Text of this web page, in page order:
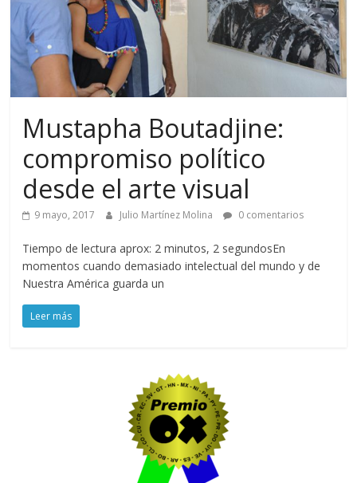
Mustapha Boutadjine:
compromiso político
desde el arte visual
9 mayo, 2017 Julio Martínez Molina 0 comentarios
Tiempo de lectura aprox: 2 minutos, 2 segundosEn
momentos cuando demasiado intelectual del mundo y de
Nuestra América guarda un
Leer más